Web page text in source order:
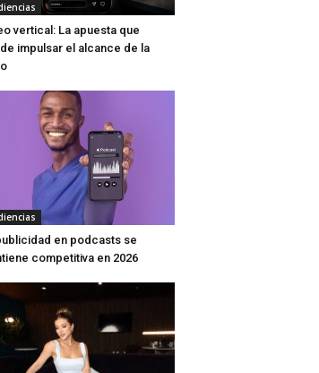
vertical: La apuesta que
impulsar el alcance de la
en podcasts se
competitiva en 2026